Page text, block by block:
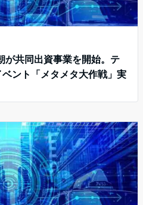
が共同出資事業を開始。テ
ント「メタメタ大作戦」実